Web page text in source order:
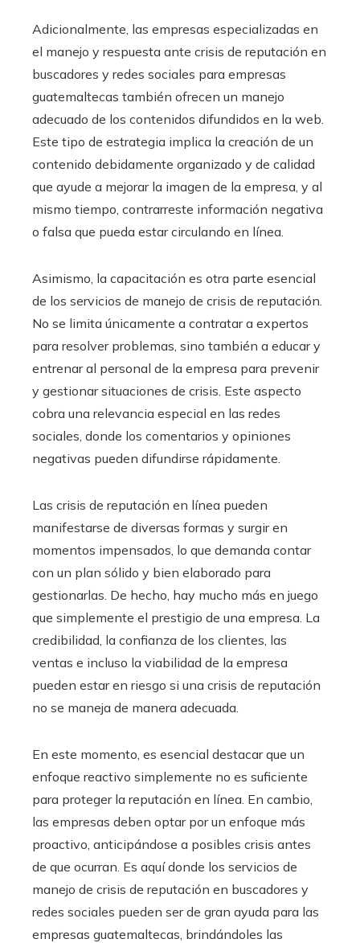
Adicionalmente, las empresas especializadas en
el manejo y respuesta ante crisis de reputación en
buscadores y redes sociales para empresas
guatemaltecas también ofrecen un manejo
adecuado de los contenidos difundidos en la web.
Este tipo de estrategia implica la creación de un
contenido debidamente organizado y de calidad
que ayude a mejorar la imagen de la empresa, y al
mismo tiempo, contrarreste información negativa
o falsa que pueda estar circulando en línea.
Asimismo, la capacitación es otra parte esencial
de los servicios de manejo de crisis de reputación.
No se limita únicamente a contratar a expertos
para resolver problemas, sino también a educar y
entrenar al personal de la empresa para prevenir
y gestionar situaciones de crisis. Este aspecto
cobra una relevancia especial en las redes
sociales, donde los comentarios y opiniones
negativas pueden difundirse rápidamente.
Las crisis de reputación en línea pueden
manifestarse de diversas formas y surgir en
momentos impensados, lo que demanda contar
con un plan sólido y bien elaborado para
gestionarlas. De hecho, hay mucho más en juego
que simplemente el prestigio de una empresa. La
credibilidad, la confianza de los clientes, las
ventas e incluso la viabilidad de la empresa
pueden estar en riesgo si una crisis de reputación
no se maneja de manera adecuada.
En este momento, es esencial destacar que un
enfoque reactivo simplemente no es suficiente
para proteger la reputación en línea. En cambio,
las empresas deben optar por un enfoque más
proactivo, anticipándose a posibles crisis antes
de que ocurran. Es aquí donde los servicios de
manejo de crisis de reputación en buscadores y
redes sociales pueden ser de gran ayuda para las
empresas guatemaltecas, brindándoles las